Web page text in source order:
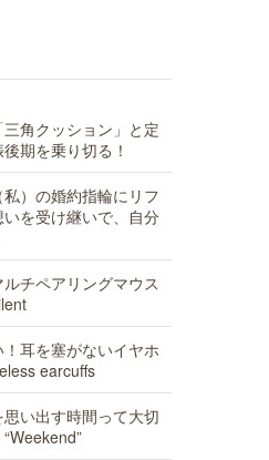
角クッション」と定
期を乗り切る！
）の婚約指輪にリフ
を受け継いで、自分
チペアリングマウス
耳を塞がないイヤホ
earcuffs
い出す時間って大切